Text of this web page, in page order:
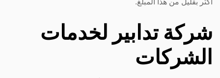
أكثر بقليل من هذا المبلغ.
شركة تدابير لخدمات
الشركات